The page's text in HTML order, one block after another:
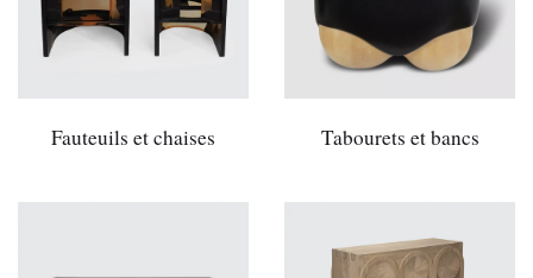
Fauteuils et chaises Tabourets et bancs